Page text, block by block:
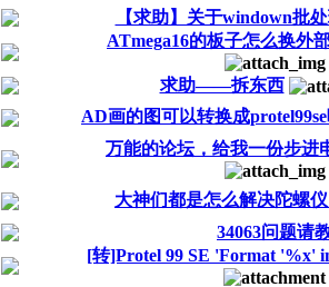
【求助】关于windown批
ATmega16的板子怎么换外
求助——拆东西
AD画的图可以转换成
万能的论坛，给我一份步进
大神们都是怎么解决陀螺
34063问题请
[转]Protel 99 SE 'Format '%x'